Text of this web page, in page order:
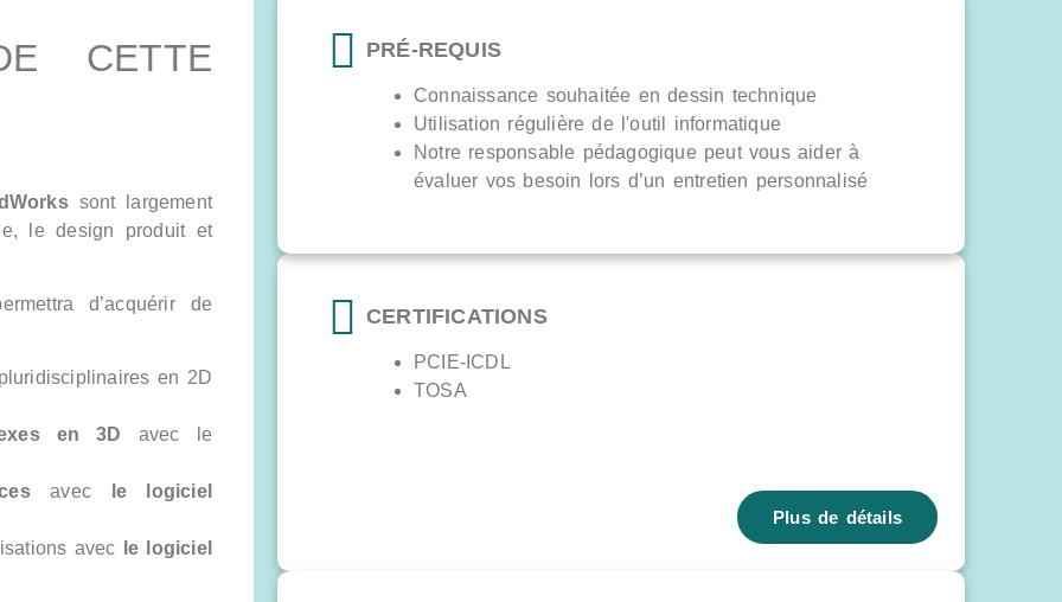
CETTE
sont largement
le design produit et
d’acquérir de
en 2D
en 3D avec le
avec le logiciel
avec le logiciel
PRÉ-REQUIS
Connaissance souhaitée en dessin technique
Utilisation régulière de l'outil informatique
Notre responsable pédagogique peut vous aider à
évaluer vos besoin lors d’un entretien personnalisé
CERTIFICATIONS
PCIE-ICDL
TOSA
Plus de détails